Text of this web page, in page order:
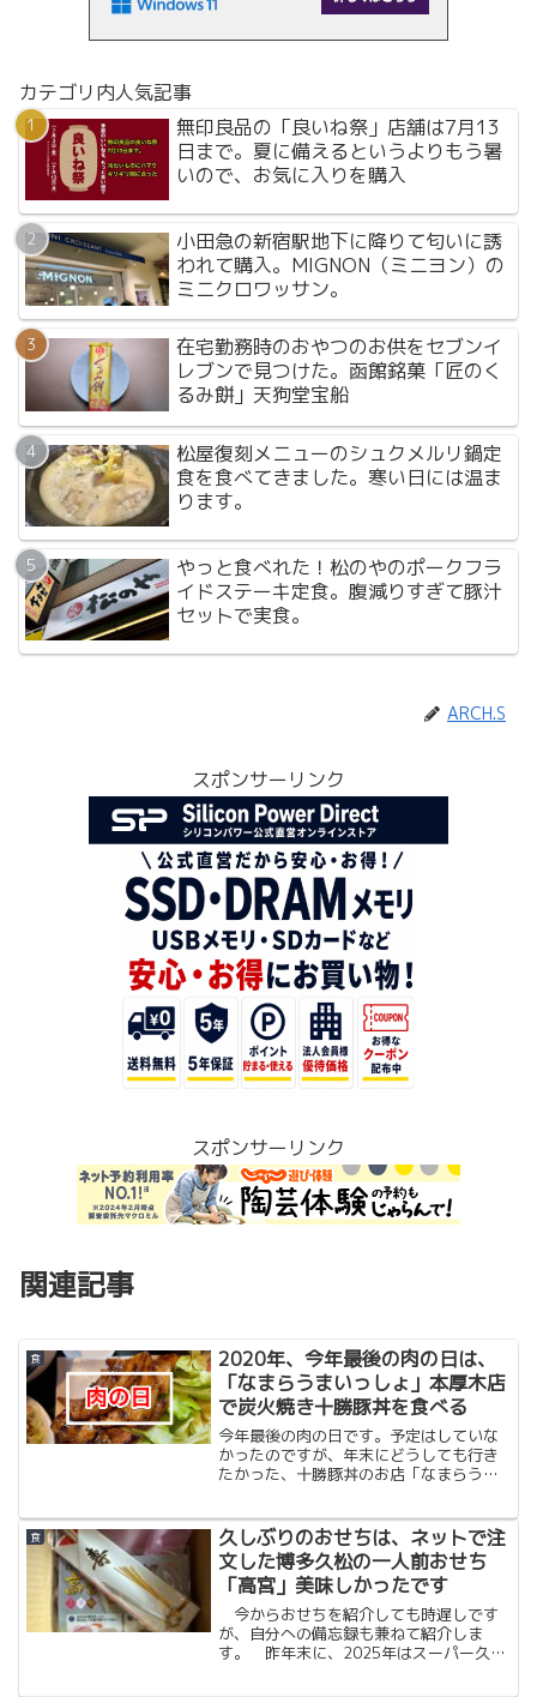
カテゴリ内人気記事
無印良品の「良いね祭」店舗は7月13
日まで。夏に備えるというよりもう暑
いので、お気に入りを購入
小田急の新宿駅地下に降りて匂いに誘
われて購入。MIGNON（ミニヨン）の
ミニクロワッサン。
在宅勤務時のおやつのお供をセブンイ
レブンで見つけた。函館銘菓「匠のく
るみ餅」天狗堂宝船
松屋復刻メニューのシュクメルリ鍋定
食を食べてきました。寒い日には温ま
ります。
やっと食べれた！松のやのポークフラ
イドステーキ定食。腹減りすぎて豚汁
セットで実食。
ARCH.S
スポンサーリンク
スポンサーリンク
関連記事
食
2020年、今年最後の肉の日は、
「なまらうまいっしょ」本厚木店
で炭火焼き十勝豚丼を食べる
今年最後の肉の日です。予定はしていな
かったのですが、年末にどうしても行き
たかった、十勝豚丼のお店「なまらうま
年。今では伊勢原、平塚、関内に店舗が
増えています。（ちょすとい...
食
久しぶりのおせちは、ネットで注
文した博多久松の一人前おせち
「高宮」美味しかったです
今からおせちを紹介しても時遅しです
が、自分への備忘録も兼ねて紹介しま
す。 昨年末に、2025年はスーパー久し